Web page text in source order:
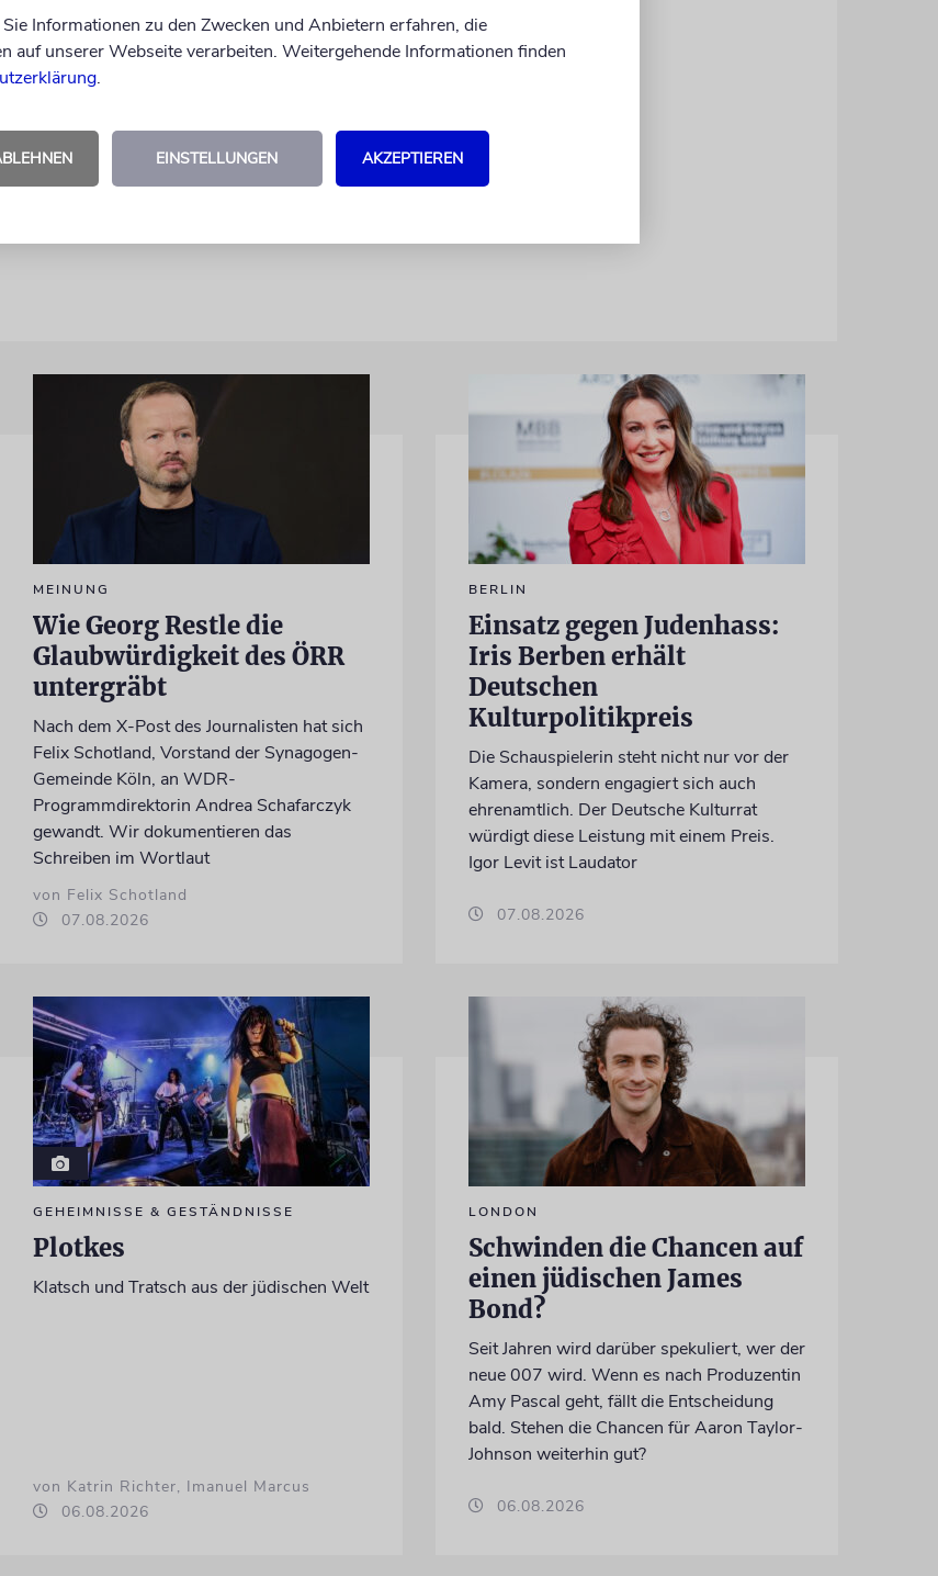
Museums, das »Museum Judengasse« in der Kurt-
befindet sich bereits in der Umbauphase. Es soll im
werden. Die künftige Dauerausstellung wird
Grundmauern der ehemaligen Judengasse die Objekte
MEINUNG
Wie Georg Restle die
Glaubwürdigkeit des ÖRR
untergräbt
Nach dem X-Post des Journalisten hat sich
Felix Schotland, Vorstand der Synagogen-
Gemeinde Köln, an WDR-
Programmdirektorin Andrea Schafarczyk
gewandt. Wir dokumentieren das
Schreiben im Wortlaut
von Felix Schotland
07.08.2026
BERLIN
Einsatz gegen Judenhass:
Iris Berben erhält
Deutschen
Kulturpolitikpreis
Die Schauspielerin steht nicht nur vor der
Kamera, sondern engagiert sich auch
ehrenamtlich. Der Deutsche Kulturrat
würdigt diese Leistung mit einem Preis.
Igor Levit ist Laudator
07.08.2026
GEHEIMNISSE & GESTÄNDNISSE
Plotkes
Klatsch und Tratsch aus der jüdischen Welt
von Katrin Richter, Imanuel Marcus
06.08.2026
LONDON
Schwinden die Chancen auf
einen jüdischen James
Bond?
Seit Jahren wird darüber spekuliert, wer der
neue 007 wird. Wenn es nach Produzentin
Amy Pascal geht, fällt die Entscheidung
bald. Stehen die Chancen für Aaron Taylor-
Johnson weiterhin gut?
06.08.2026
Informationen zu den Zwecken und Anbietern erfahren, die
auf unserer Webseite verarbeiten. Weitergehende Informationen finden
.
EINSTELLUNGEN AKZEPTIEREN